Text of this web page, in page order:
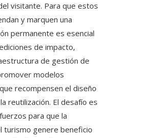
visitante. Para que estos
y marquen una
permanente es esencial
de impacto,
de gestión de
modelos
recompensen el diseño
reutilización. El desafío es
para que la
turismo genere beneficio